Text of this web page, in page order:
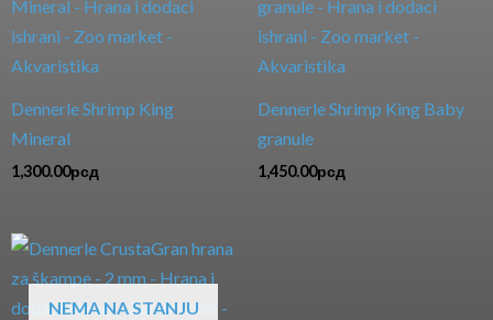
Dennerle Shrimp King
Mineral
1,300.00рсд
Dennerle Shrimp King Baby
granule
1,450.00рсд
NEMA NA STANJU